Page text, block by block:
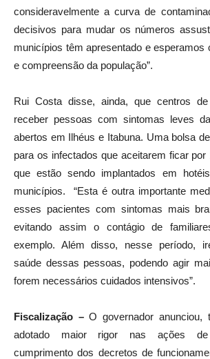
consideravelmente a curva de
decisivos para mudar os números
municípios têm apresentado e esperamos
e compreensão da população”.
Rui Costa disse, ainda, que centros de
receber pessoas com sintomas leves
abertos em Ilhéus e Itabuna. Uma bolsa
para os infectados que aceitarem ficar
que estão sendo implantados em
municípios. “Esta é outra importante
esses pacientes com sintomas mais
evitando assim o contágio de
exemplo. Além disso, nesse período,
saúde dessas pessoas, podendo agir
forem necessários cuidados intensivos”.
Fiscalização –O governador anunciou,
adotado maior rigor nas ações
cumprimento dos decretos de